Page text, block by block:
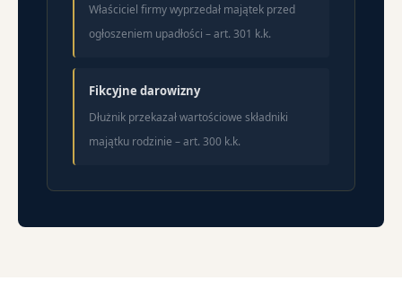
Właściciel firmy wyprzedał majątek przed
ogłoszeniem upadłości – art. 301 k.k.
Fikcyjne darowizny
Dłużnik przekazał wartościowe składniki
majątku rodzinie – art. 300 k.k.